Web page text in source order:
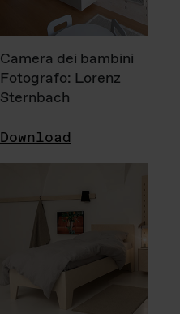
Camera dei bambini
Fotografo: Lorenz
Sternbach
Download